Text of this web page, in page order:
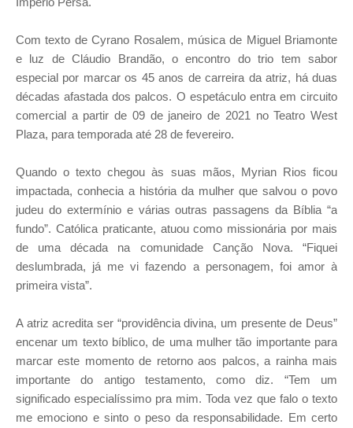
Com texto de Cyrano Rosalem, música de Miguel Briamonte
e luz de Cláudio Brandão, o encontro do trio tem sabor
especial por marcar os 45 anos de carreira da atriz, há duas
décadas afastada dos palcos. O espetáculo entra em circuito
comercial a partir de 09 de janeiro de 2021 no Teatro West
Plaza, para temporada até 28 de fevereiro.
Quando o texto chegou às suas mãos, Myrian Rios ficou
impactada, conhecia a história da mulher que salvou o povo
judeu do extermínio e várias outras passagens da Bíblia “a
fundo”. Católica praticante, atuou como missionária por mais
de uma década na comunidade Canção Nova. “Fiquei
deslumbrada, já me vi fazendo a personagem, foi amor à
primeira vista”.
A atriz acredita ser “providência divina, um presente de Deus”
encenar um texto bíblico, de uma mulher tão importante para
marcar este momento de retorno aos palcos, a rainha mais
importante do antigo testamento, como diz. “Tem um
significado especialíssimo pra mim. Toda vez que falo o texto
me emociono e sinto o peso da responsabilidade. Em certo